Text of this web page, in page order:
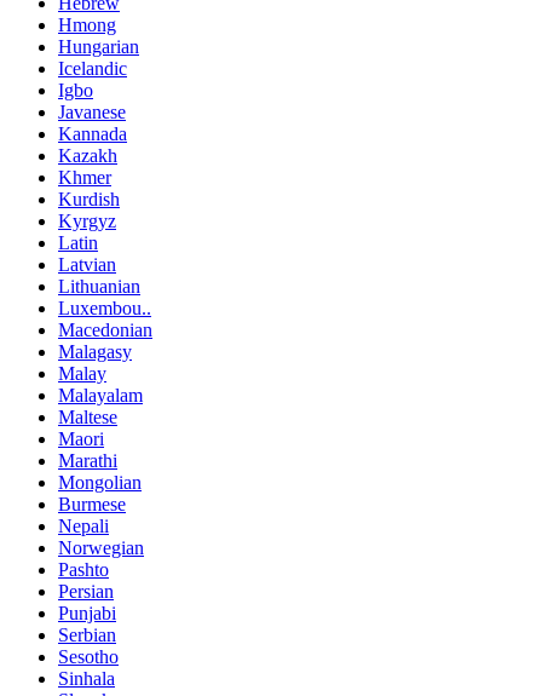
Hmong
Hungarian
Icelandic
Igbo
Javanese
Kannada
Kazakh
Khmer
Kurdish
Kyrgyz
Latin
Latvian
Lithuanian
Luxembou..
Macedonian
Malagasy
Malay
Malayalam
Maltese
Maori
Marathi
Mongolian
Burmese
Nepali
Norwegian
Pashto
Persian
Punjabi
Serbian
Sesotho
Sinhala